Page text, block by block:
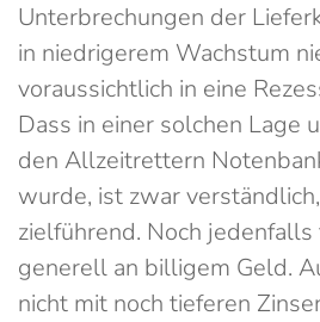
Unterbrechungen der
in niedrigerem Wachstum
voraussichtlich in eine
Dass in einer solchen Lage
den Allzeitrettern
wurde, ist zwar
zielführend. Noch
generell an billigem Geld.
nicht mit noch tieferen